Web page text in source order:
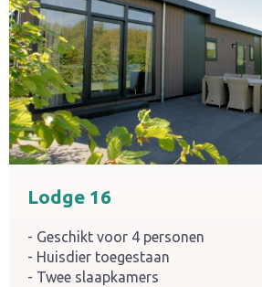
Lodge 16
Geschikt voor 4 personen
Huisdier toegestaan
Twee slaapkamers